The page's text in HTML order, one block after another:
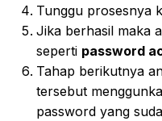
Tunggu prosesnya
Jika berhasil maka
seperti password
Tahap berikutnya
tersebut
password yang